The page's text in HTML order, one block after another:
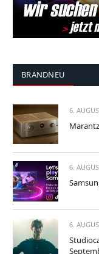
BRANDNEU
6.
6.
6.